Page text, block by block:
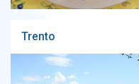
Trento